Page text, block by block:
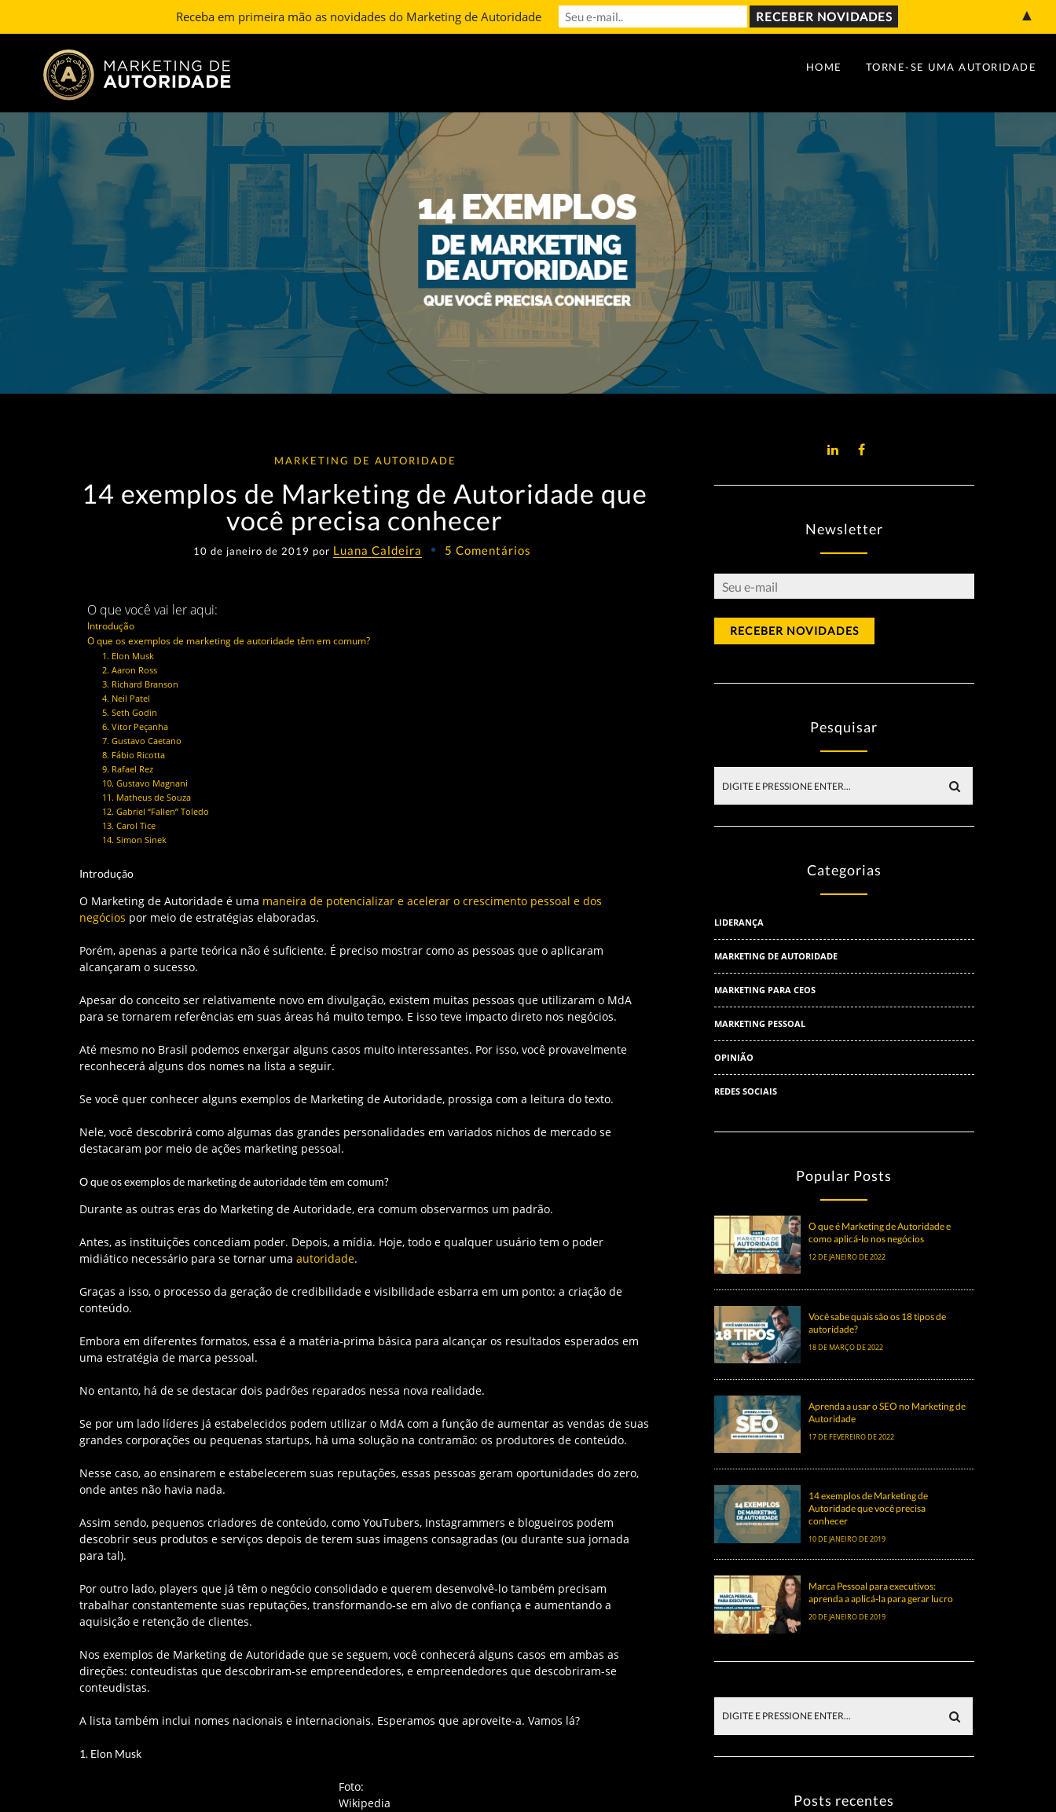
HOME TORNE-SE UMA AUTORIDADE
MARKETING DE AUTORIDADE
14 exemplos de Marketing de Autoridade que
você precisa conhecer
10 de janeiro de 2019 por Luana Caldeira 5 Comentários
O que você vai ler aqui:
Introdução
O que os exemplos de marketing de autoridade têm em comum?
1. Elon Musk
2. Aaron Ross
3. Richard Branson
4. Neil Patel
5. Seth Godin
6. Vitor Peçanha
7. Gustavo Caetano
8. Fábio Ricotta
9. Rafael Rez
10. Gustavo Magnani
11. Matheus de Souza
12. Gabriel “Fallen” Toledo
13. Carol Tice
14. Simon Sinek
Introdução
O Marketing de Autoridade é uma maneira de potencializar e acelerar o crescimento pessoal e dos
negócios por meio de estratégias elaboradas.
Porém, apenas a parte teórica não é suficiente. É preciso mostrar como as pessoas que o aplicaram
alcançaram o sucesso.
Apesar do conceito ser relativamente novo em divulgação, existem muitas pessoas que utilizaram o MdA
para se tornarem referências em suas áreas há muito tempo. E isso teve impacto direto nos negócios.
Até mesmo no Brasil podemos enxergar alguns casos muito interessantes. Por isso, você provavelmente
reconhecerá alguns dos nomes na lista a seguir.
Se você quer conhecer alguns exemplos de Marketing de Autoridade, prossiga com a leitura do texto.
Nele, você descobrirá como algumas das grandes personalidades em variados nichos de mercado se
destacaram por meio de ações marketing pessoal.
O que os exemplos de marketing de autoridade têm em comum?
Durante as outras eras do Marketing de Autoridade, era comum observarmos um padrão.
Antes, as instituições concediam poder. Depois, a mídia. Hoje, todo e qualquer usuário tem o poder
midiático necessário para se tornar uma autoridade.
Graças a isso, o processo da geração de credibilidade e visibilidade esbarra em um ponto: a criação de
conteúdo.
Embora em diferentes formatos, essa é a matéria-prima básica para alcançar os resultados esperados em
uma estratégia de marca pessoal.
No entanto, há de se destacar dois padrões reparados nessa nova realidade.
Se por um lado líderes já estabelecidos podem utilizar o MdA com a função de aumentar as vendas de suas
grandes corporações ou pequenas startups, há uma solução na contramão: os produtores de conteúdo.
Nesse caso, ao ensinarem e estabelecerem suas reputações, essas pessoas geram oportunidades do zero,
onde antes não havia nada.
Assim sendo, pequenos criadores de conteúdo, como YouTubers, Instagrammers e blogueiros podem
descobrir seus produtos e serviços depois de terem suas imagens consagradas (ou durante sua jornada
para tal).
Por outro lado, players que já têm o negócio consolidado e querem desenvolvê-lo também precisam
trabalhar constantemente suas reputações, transformando-se em alvo de confiança e aumentando a
aquisição e retenção de clientes.
Nos exemplos de Marketing de Autoridade que se seguem, você conhecerá alguns casos em ambas as
direções: conteudistas que descobriram-se empreendedores, e empreendedores que descobriram-se
conteudistas.
A lista também inclui nomes nacionais e internacionais. Esperamos que aproveite-a. Vamos lá?
1. Elon Musk
Foto:
Wikipedia
Newsletter
Pesquisar
Categorias
LIDERANÇA
MARKETING DE AUTORIDADE
MARKETING PARA CEOS
MARKETING PESSOAL
OPINIÃO
REDES SOCIAIS
Popular Posts
O que é Marketing de Autoridade e
como aplicá-lo nos negócios
12 DE JANEIRO DE 2022
Você sabe quais são os 18 tipos de
autoridade?
18 DE MARÇO DE 2022
Aprenda a usar o SEO no Marketing de
Autoridade
17 DE FEVEREIRO DE 2022
14 exemplos de Marketing de
Autoridade que você precisa
conhecer
10 DE JANEIRO DE 2019
Marca Pessoal para executivos:
aprenda a aplicá-la para gerar lucro
20 DE JANEIRO DE 2019
Posts recentes
Receba em primeira mão as novidades do Marketing de Autoridade ▲